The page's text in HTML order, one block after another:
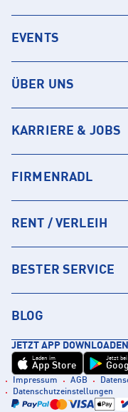
EVENTS
ÜBER UNS
KARRIERE & JOBS
FIRMENRADL
RENT / VERLEIH
BESTER SERVICE
BLOG
JETZT APP
Laden im
App Store
Jetzt bei
Impressum AGB
Datenschutzeinstellungen